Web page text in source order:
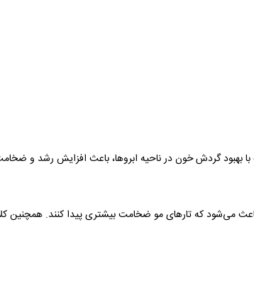
بهبود گردش خون در ناحیه ابروها، باعث افزایش رشد و
می‌شود که تارهای مو ضخامت بیشتری پیدا کنند. همچنین